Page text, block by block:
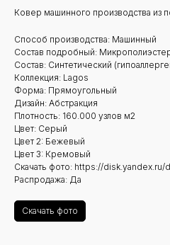
Ковер машинного производства из
Способ производства: Машинный
Состав подробный:
Состав: Синтетический
Коллекция: Lagos
Форма: Прямоугольный
Дизайн: Абстракция
Плотность: 160.000 узлов м2
Цвет: Серый
Цвет 2: Бежевый
Цвет 3: Кремовый
Скачать фото: https://disk.yandex.ru/
Распродажа: Да
Скачать фото